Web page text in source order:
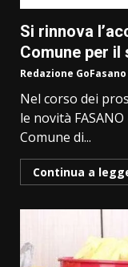
Si rinnova
Comune per
Redazione GoFasano
Nel corso dei
le novità
Comune di...
Continua a